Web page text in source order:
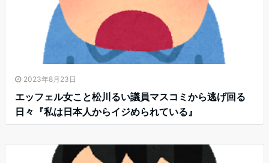
2023年8月23日
エッフェル女こと松川るい議員マスコミから逃げ回る
日々『私は日本人からイジめられている』